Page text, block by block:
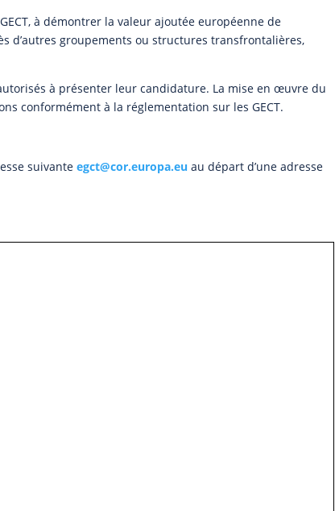
à démontrer la valeur ajoutée européenne de
d’autres groupements ou structures transfrontalières,
à présenter leur candidature. La mise en œuvre du
conformément à la réglementation sur les GECT.
suivanteegct@cor.europa.eu au départ d’une adresse